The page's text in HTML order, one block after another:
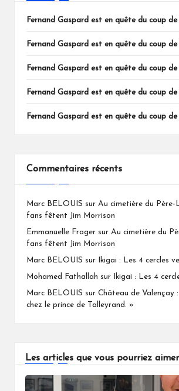
Fernand Gaspard est en quête du coup
Fernand Gaspard est en quête du coup
Fernand Gaspard est en quête du coup
Fernand Gaspard est en quête du coup
Fernand Gaspard est en quête du coup
Commentaires récents
Marc BELOUIS sur Au cimetière du Père-
fans fêtent Jim Morrison
Emmanuelle Froger sur Au cimetière du
fans fêtent Jim Morrison
Marc BELOUIS sur Ikigai : Les 4 cercles
Mohamed Fathallah sur Ikigai : Les 4
Marc BELOUIS sur Château de Valençay
chez le prince de Talleyrand. »
Les articles que vous pourriez aimer